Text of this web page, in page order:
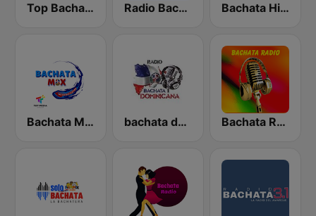
Top Bachata Radio Radio Bachata Bachata Hit Radio
Bachata Mix Radio bachata dominicana Bachata Radio